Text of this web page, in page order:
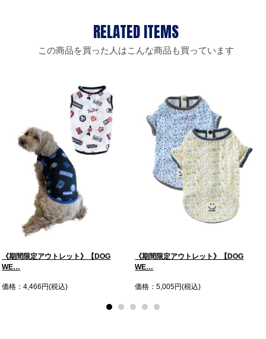
この商品を買った人はこんな商品も買っています
《期間限定アウトレット》【DOG
WE…
価格：4,466円(税込)
《期間限定アウトレット》【DOG
WE…
価格：5,005円(税込)